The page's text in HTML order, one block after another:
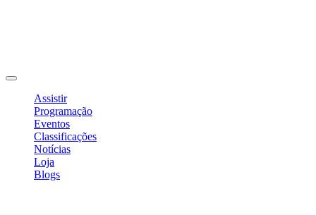
Assistir
Programação
Eventos
Classificações
Notícias
Loja
Blogs